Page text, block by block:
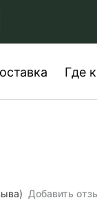
Где
Добавить